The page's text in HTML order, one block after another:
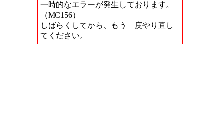
一時的なエラーが発生しております。
（MC156）
しばらくしてから、もう一度やり直し
てください。